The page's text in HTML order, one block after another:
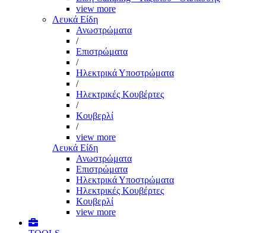
view more
Λευκά Είδη
Ανωστρώματα
/
Επιστρώματα
/
Ηλεκτρικά Υποστρώματα
/
Ηλεκτρικές Κουβέρτες
/
Κουβερλί
/
view more
Λευκά Είδη
Ανωστρώματα
Επιστρώματα
Ηλεκτρικά Υποστρώματα
Ηλεκτρικές Κουβέρτες
Κουβερλί
view more